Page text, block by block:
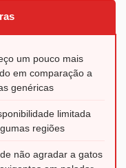
um pouco mais
em comparação a
genéricas
limitada
regiões
não agradar a gatos